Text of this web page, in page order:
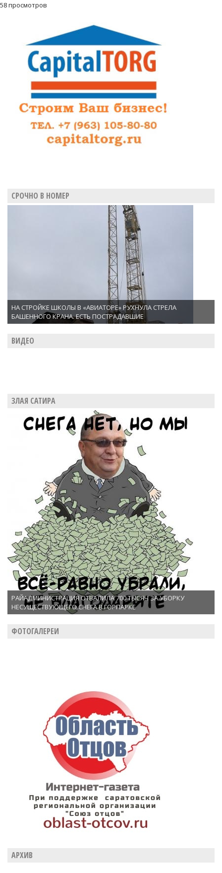
58 просмотров
СРОЧНО В НОМЕР
НА СТРОЙКЕ ШКОЛЫ В «АВИАТОРЕ» РУХНУЛА СТРЕЛА
БАШЕННОГО КРАНА. ЕСТЬ ПОСТРАДАВШИЕ
ВИДЕО
ЗЛАЯ САТИРА
РАЙАДМИНИСТРАЦИЯ ОТВАЛИЛА 700 ТЫСЯЧ ЗА УБОРКУ
НЕСУЩЕСТВУЮЩЕГО СНЕГА В ГОРПАРКЕ
ФОТОГАЛЕРЕИ
АРХИВ